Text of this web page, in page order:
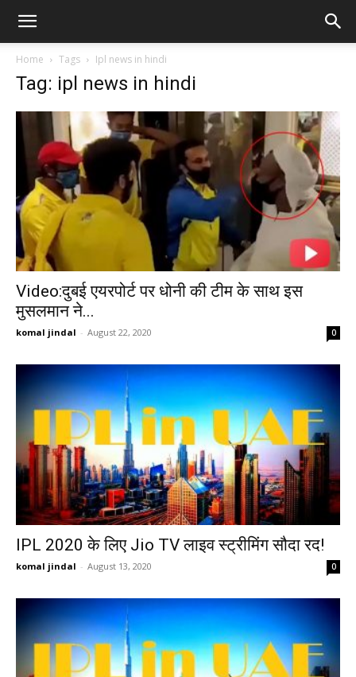
Home Tags Ipl news in hindi
Tag: ipl news in hindi
Video:दुबई एयरपोर्ट पर धोनी की टीम के साथ इस
मुसलमान ने...
komal jindal - August 22, 2020 0
IPL 2020 के लिए Jio TV लाइव स्ट्रीमिंग सौदा रद!
komal jindal - August 13, 2020 0